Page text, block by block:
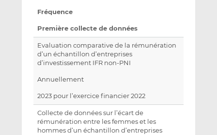
Fréquence
Première collecte de données
Evaluation comparative de la rémunération
d’un échantillon d’entreprises
d’investissement IFR non-PNI
Annuellement
2023 pour l’exercice financier 2022
Collecte de données sur l’écart de
rémunération entre les femmes et les
hommes d’un échantillon d’entreprises